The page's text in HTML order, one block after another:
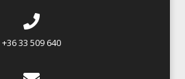
+36 33 509 640